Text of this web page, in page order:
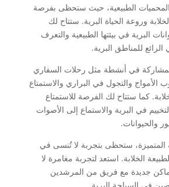
الطبيعية، حيث ستحظى بفرصة
وروعة الحياة البرية. ستتاح لك
البرية في بيئتها الطبيعية والتعرف
الرائع للمناطق البرية.
في أنشطة مثل رحلات السفاري
والتجول في البراري والاستمتاع
كما ستتاح لك الفرصة للاستمتاع
في البرية والاستماع إلى الأصوات
والحيوانات.
المتميزة، ستحظى بتجربة لا تُنسى في
الخلابة. استعد لتجربة مغامرة لا
جديدة مع فريق من المرشدين